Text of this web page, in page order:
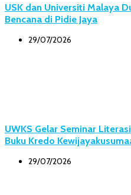
USK dan Universiti Malaya
Bencana di Pidie Jaya
29/07/2026
UWKS Gelar Seminar
Buku Kredo
29/07/2026